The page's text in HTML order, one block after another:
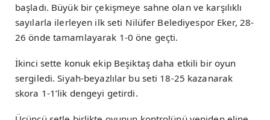
başladı. Büyük bir çekişmeye sahne olan ve karşılıklı
sayılarla ilerleyen ilk seti Nilüfer Belediyespor Eker, 28-
26 önde tamamlayarak 1-0 öne geçti.
İkinci sette konuk ekip Beşiktaş daha etkili bir oyun
sergiledi. Siyah-beyazlılar bu seti 18-25 kazanarak
skora 1-1’lik dengeyi getirdi.